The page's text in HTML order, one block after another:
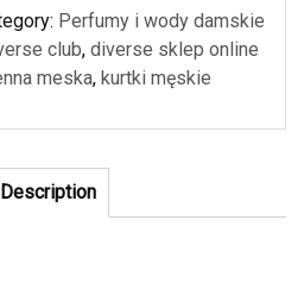
Perfumy i wody damskie
club, diverse sklep online
meska, kurtki męskie
Description